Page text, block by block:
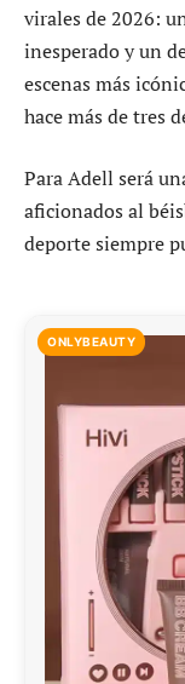
virales de 2026:
inesperado y un
escenas más
hace más de tres
Para Adell será
aficionados al
deporte siempre
ONLYBEAUTY